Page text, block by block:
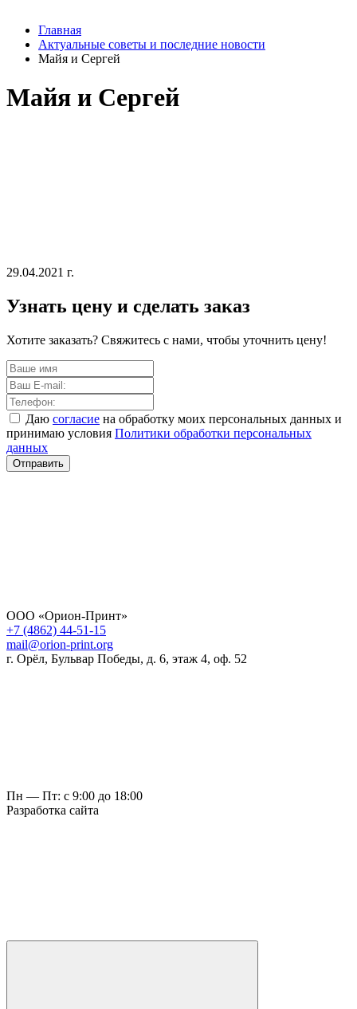
Главная
Актуальные советы и последние новости
Майя и Сергей
Майя и Сергей
29.04.2021 г.
Узнать цену и сделать заказ
Хотите заказать? Свяжитесь с нами, чтобы уточнить цену!
Даю согласие на обработку моих персональных данных и
принимаю условия Политики обработки персональных
данных
Отправить
ООО «Орион-Принт»
+7 (4862) 44-51-15
mail@orion-print.org
г. Орёл, Бульвар Победы, д. 6, этаж 4, оф. 52
Пн — Пт: с 9:00 до 18:00
Разработка сайта